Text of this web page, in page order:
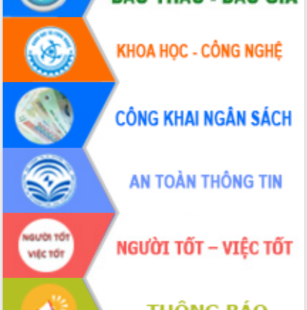
Xây dựng nông thôn mới: Nâng cao đời
sống người dân từ những mô hình thiết
thực
Quyết liệt tháo gỡ vướng mắc, đẩy
nhanh tiến độ các dự án trọng điểm
trong Khu kinh tế Nam Phú Yên
Hòn Yến phát triển du lịch gắn với bảo
tồn biển
Lấy ý kiến điều chỉnh Quy hoạch tỉnh
Đắk Lắk thời kỳ 2021-2030, tầm nhìn
đến năm 2050
Phát động chiến dịch 30 ngày đêm
giải phóng mặt bằng Tuyến đường bộ
ven biển
Đắk Lắk nỗ lực thúc đẩy tăng trưởng
kinh tế từ 10% trở lên trong Quý
II/2026
Đắk Lắk ký kết thỏa thuận hợp tác về
chuyển đổi số giai đoạn 2026 – 2030
với Tập đoàn Bưu chính Viễn thông
Việt Nam